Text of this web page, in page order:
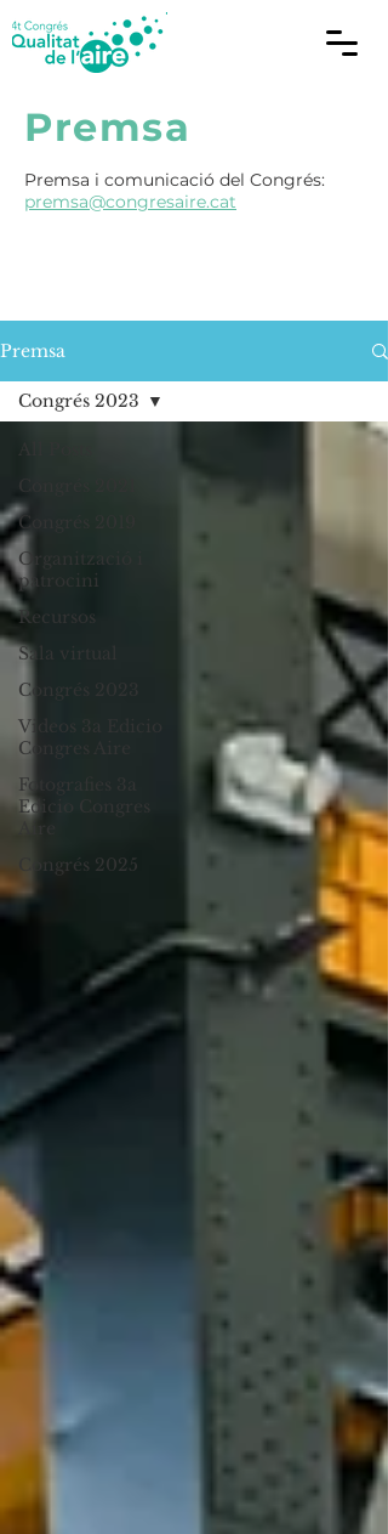
Premsa
Premsa i comunicació del Congrés:
premsa@congresaire.cat
Premsa
All Posts
Congrés 2021
Congrés 2019
Organització i
patrocini
Recursos
Sala virtual
Congrés 2023
Videos 3a Edicio
Congres Aire
Fotografies 3a
Edicio Congres
Congrés 2025
Congrés 2023